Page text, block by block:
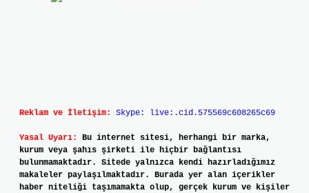
Reklam ve İletişim: Skype: live:.cid.575569c608265c69
Yasal Uyarı:
Bu internet sitesi, herhangi bir marka,
kurum veya şahıs şirketi ile hiçbir bağlantısı
bulunmamaktadır. Sitede yalnızca kendi hazırladığımız
makaleler paylaşılmaktadır. Burada yer alan içerikler
haber niteliği taşımamakta olup, gerçek kurum ve kişiler